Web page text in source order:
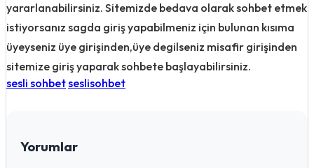
yararlanabilirsiniz. Sitemizde bedava olarak sohbet etmek
istiyorsanız sagda giriş yapabilmeniz için bulunan kısıma
üyeyseniz üye girişinden,üye degilseniz misafir girişinden
sitemize giriş yaparak sohbete başlayabilirsiniz.
sesli sohbetseslisohbet
Yorumlar